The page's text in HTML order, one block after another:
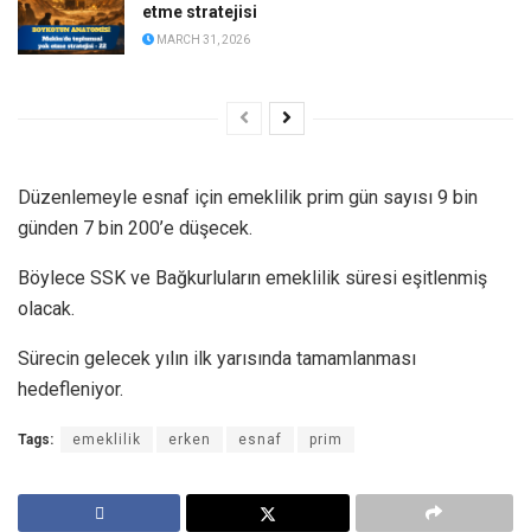
etme stratejisi
MARCH 31, 2026
Düzenlemeyle esnaf için emeklilik prim gün sayısı 9 bin
günden 7 bin 200’e düşecek.
Böylece SSK ve Bağkurluların emeklilik süresi eşitlenmiş
olacak.
Sürecin gelecek yılın ilk yarısında tamamlanması
hedefleniyor.
Tags: emeklilik erken esnaf prim